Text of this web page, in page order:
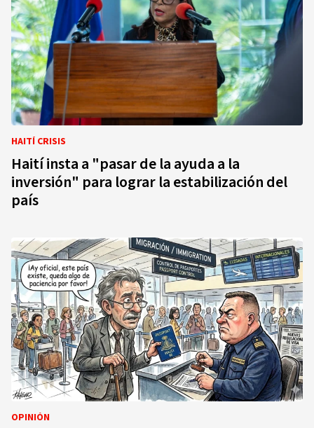
HAITÍ CRISIS
Haití insta a "pasar de la ayuda a la
inversión" para lograr la estabilización del
país
OPINIÓN